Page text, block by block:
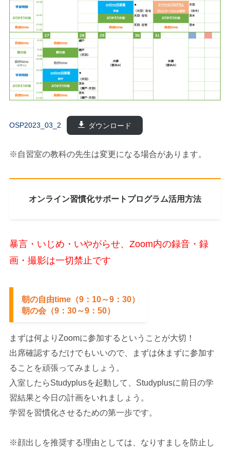
OSP2023_03_2 ダウンロード
※自習室の教科の先生は変更になる場合があります。
オンライン習慣化サポートプログラム活用方法
暴言・いじめ・いやがらせ、Zoom内の録音・録
画・撮影は一切禁止です
朝の自由time（9：10～9：30）
朝の会 （9：30～9：50）
まずは何よりZoomに参加するということが大切！
出席確認するだけでもいいので、まずは休まずに参加す
ることを頑張ってみましょう。
入室したらStudyplusを起動して、Studyplusに前日の学
習結果と今日の計画をいれましょう。
学習を習慣化させるための第一歩です。
※顔出しを推奨する理由としては、なりすましを防止し